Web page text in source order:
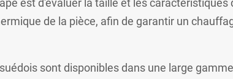
est d'évaluer la taille et les caractéristiques
de la pièce, afin de garantir un
sont disponibles dans une large